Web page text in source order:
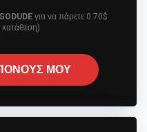
για να πάρετε 0.70$
ΜΟΥ